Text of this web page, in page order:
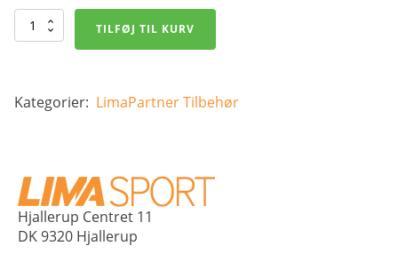
SELECT
Målmandshandsker
Negative
antal
TILFØJ TIL KURV
Kategorier: LimaPartnerTilbehør
Hjallerup Centret 11
DK 9320 Hjallerup